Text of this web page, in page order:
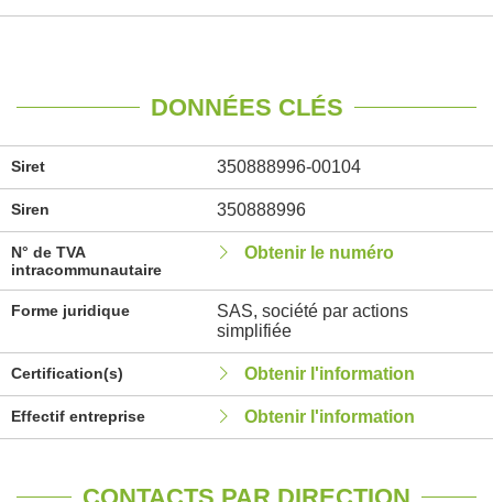
DONNÉES CLÉS
Siret 350888996-00104
Siren 350888996
N° de TVA
intracommunautaire
Obtenir le numéro
Forme juridique
SAS, société par actions
simplifiée
Certification(s) Obtenir l'information
Effectif entreprise Obtenir l'information